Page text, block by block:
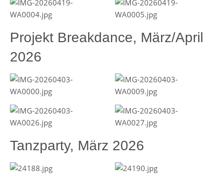
Projekt Breakdance, März/April
2026
Tanzparty, März 2026